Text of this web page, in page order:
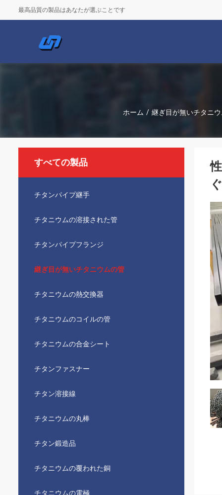
最高品質の製品はあなたが選ぶことです
ホーム / 継ぎ目が無いチタニ
すべての製品
チタンパイプ継手
チタニウムの溶接された管
チタンパイプフランジ
継ぎ目が無いチタニウムの管
チタニウムの熱交換器
チタニウムのコイルの管
チタニウムの合金シート
チタンファスナー
チタン溶接線
チタニウムの丸棒
チタン鍛造品
チタニウムの覆われた銅
チタニウムの電極